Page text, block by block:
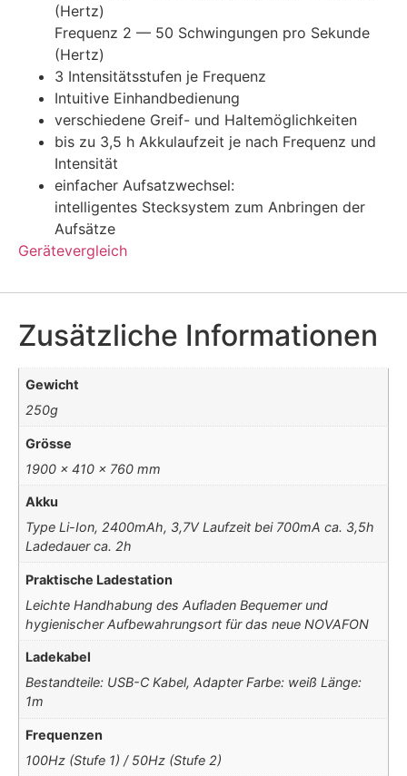
(Hertz)
Frequenz 2 — 50 Schwingungen pro Sekunde
(Hertz)
3 Intensitätsstufen je Frequenz
Intuitive Einhandbedienung
verschiedene Greif- und Haltemöglichkeiten
bis zu 3,5 h Akkulaufzeit je nach Frequenz und
Intensität
einfacher Aufsatzwechsel:
intelligentes Stecksystem zum Anbringen der
Aufsätze
Gerätevergleich
Zusätzliche Informationen
Gewicht
250g
Grösse
1900 x 410 x 760 mm
Akku
Type Li-Ion, 2400mAh, 3,7V Laufzeit bei 700mA ca. 3,5h
Ladedauer ca. 2h
Praktische Ladestation
Leichte Handhabung des Aufladen Bequemer und
hygienischer Aufbewahrungsort für das neue NOVAFON
Ladekabel
Bestandteile: USB-C Kabel, Adapter Farbe: weiß Länge:
1m
Frequenzen
100Hz (Stufe 1) / 50Hz (Stufe 2)